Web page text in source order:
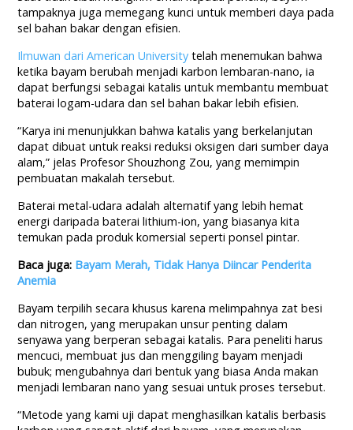
tampaknya juga memegang kunci untuk memberi daya pada
sel bahan bakar dengan efisien.
Ilmuwan dari American Universitytelah menemukan bahwa
ketika bayam berubah menjadi karbon lembaran-nano, ia
dapat berfungsi sebagai katalis untuk membantu membuat
baterai logam-udara dan sel bahan bakar lebih efisien.
“Karya ini menunjukkan bahwa katalis yang berkelanjutan
dapat dibuat untuk reaksi reduksi oksigen dari sumber daya
alam,” jelas Profesor Shouzhong Zou, yang memimpin
pembuatan makalah tersebut.
Baterai metal-udara adalah alternatif yang lebih hemat
energi daripada baterai lithium-ion, yang biasanya kita
temukan pada produk komersial seperti ponsel pintar.
Baca juga: Bayam Merah, Tidak Hanya Diincar Penderita
Anemia
Bayam terpilih secara khusus karena melimpahnya zat besi
dan nitrogen, yang merupakan unsur penting dalam
senyawa yang berperan sebagai katalis. Para peneliti harus
mencuci, membuat jus dan menggiling bayam menjadi
bubuk; mengubahnya dari bentuk yang biasa Anda makan
menjadi lembaran nano yang sesuai untuk proses tersebut.
“Metode yang kami uji dapat menghasilkan katalis berbasis